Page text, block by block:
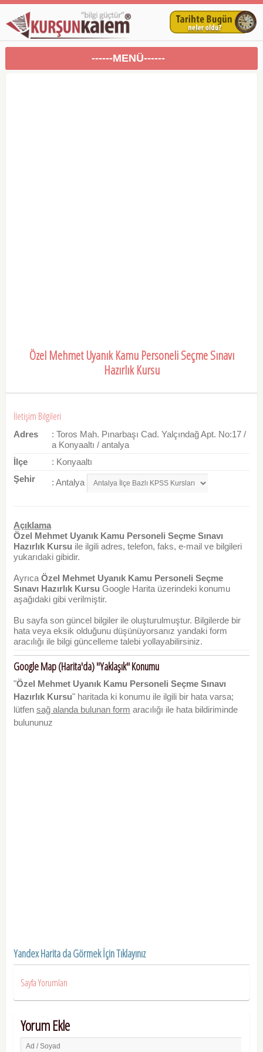
------MENÜ------
Özel Mehmet Uyanık Kamu Personeli Seçme Sınavı
Hazırlık Kursu
İletişim Bilgileri
Adres
: Toros Mah. Pınarbaşı Cad. Yalçındağ Apt. No:17 /
a Konyaaltı / antalya
İlçe
: Konyaaltı
Şehir
: Antalya
Açıklama
Özel Mehmet Uyanık Kamu Personeli Seçme Sınavı
Hazırlık Kursu ile ilgili adres, telefon, faks, e-mail ve bilgileri
yukarıdaki gibidir.
AyrıcaÖzel Mehmet Uyanık Kamu Personeli Seçme
Sınavı Hazırlık Kursu Google Harita üzerindeki konumu
aşağıdaki gibi verilmiştir.
Bu sayfa son güncel bilgiler ile oluşturulmuştur. Bilgilerde bir
hata veya eksik olduğunu düşünüyorsanız yandaki form
aracılığı ile bilgi güncelleme talebi yollayabilirsiniz.
Google Map (Harita'da) "Yaklaşık" Konumu
"Özel Mehmet Uyanık Kamu Personeli Seçme Sınavı
Hazırlık Kursu" haritada ki konumu ile ilgili bir hata varsa;
lütfen sağ alanda bulunan form aracılığı ile hata bildiriminde
bulununuz
Yandex Harita da Görmek İçin Tıklayınız
Sayfa Yorumları
Yorum Ekle
Ad / Soyad